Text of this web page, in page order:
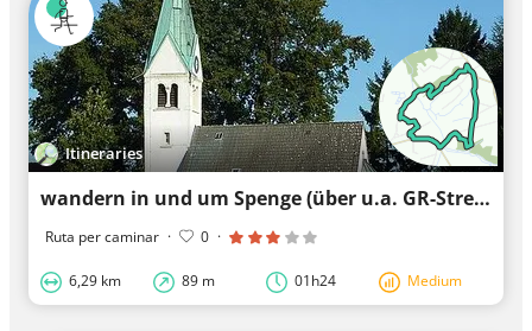
Itineraries
wandern in und um Spenge (über u.a. GR-Strecken)
Ruta per caminar · 0 ·
6,29 km 89 m 01h24 Medium